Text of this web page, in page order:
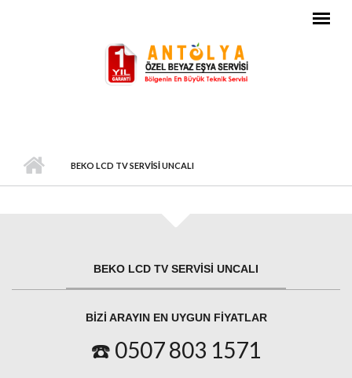
BEKO LCD TV SERVISI UNCALI
BEKO LCD TV SERVISI UNCALI
BIZI ARAYIN EN UYGUN FIYATLAR
☎️ 0507 803 1571